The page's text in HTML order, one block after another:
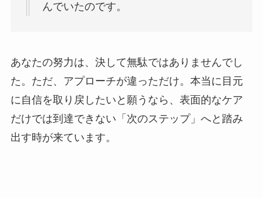
んでいたのです。
あなたの努力は、決して無駄ではありませんでし
た。ただ、アプローチが違っただけ。本当に目元
に自信を取り戻したいと願うなら、表面的なケア
だけでは到達できない「次のステップ」へと踏み
出す時が来ています。